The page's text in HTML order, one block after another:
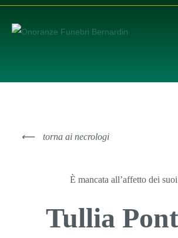
⟵ torna ai necrologi
È mancata all’affetto dei
Tullia